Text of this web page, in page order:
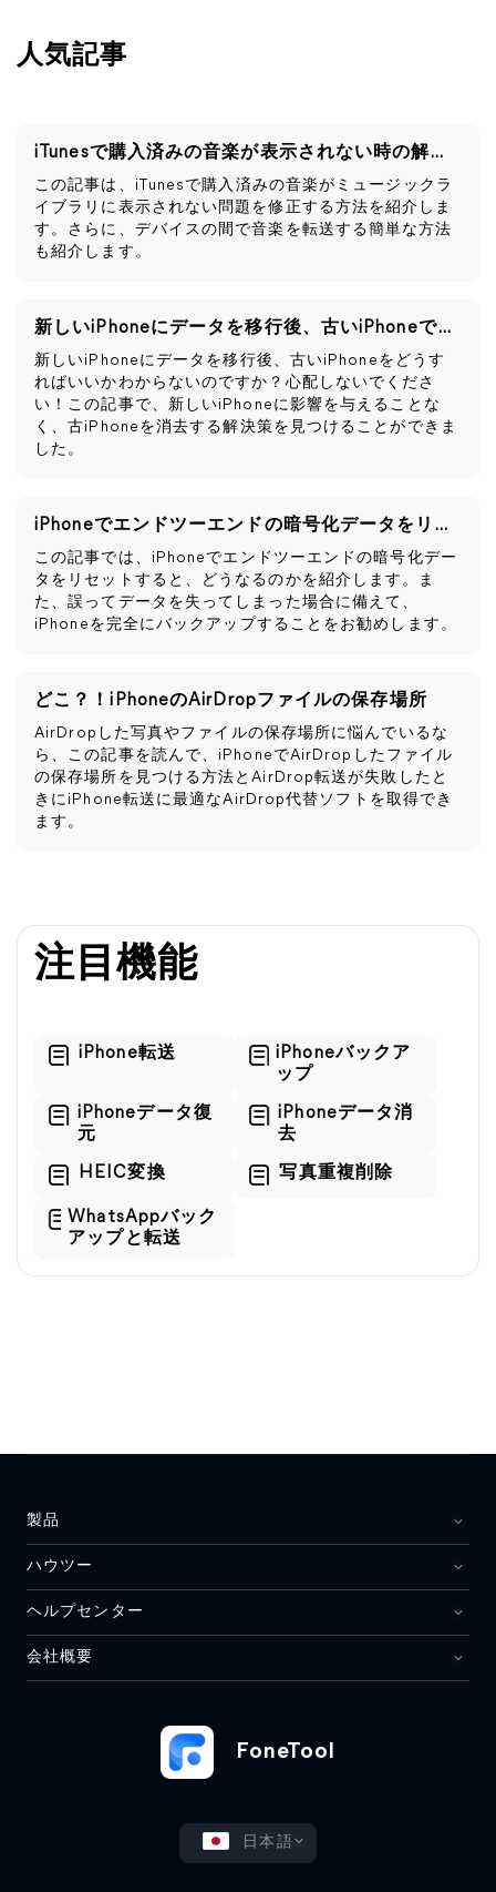
人気記事
iTunesで購入済みの音楽が表示されない時の解決策
この記事は、iTunesで購入済みの音楽がミュージックラ
イブラリに表示されない問題を修正する方法を紹介しま
す。さらに、デバイスの間で音楽を転送する簡単な方法
も紹介します。
新しいiPhoneにデータを移行後、古いiPhoneですべきこと
新しいiPhoneにデータを移行後、古いiPhoneをどうす
ればいいかわからないのですか？心配しないでくださ
い！この記事で、新しいiPhoneに影響を与えることな
く、古iPhoneを消去する解決策を見つけることができま
した。
iPhoneでエンドツーエンドの暗号化データをリセットするとどうなるか
この記事では、iPhoneでエンドツーエンドの暗号化デー
タをリセットすると、どうなるのかを紹介します。ま
た、誤ってデータを失ってしまった場合に備えて、
iPhoneを完全にバックアップすることをお勧めします。
どこ？！iPhoneのAirDropファイルの保存場所
AirDropした写真やファイルの保存場所に悩んでいるな
ら、この記事を読んで、iPhoneでAirDropしたファイル
の保存場所を見つける方法とAirDrop転送が失敗したと
きにiPhone転送に最適なAirDrop代替ソフトを取得でき
ます。
注目機能
iPhone転送
iPhoneバックア
ップ
iPhoneデータ復
元
iPhoneデータ消
去
HEIC変換 写真重複削除
WhatsAppバック
アップと転送
FoneTool
日本語
製品
ハウツー
ヘルプセンター
会社概要